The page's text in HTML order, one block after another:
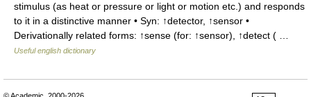
stimulus (as heat or pressure or light or motion etc.) and responds
to it in a distinctive manner • Syn: ↑detector, ↑sensor •
Derivationally related forms: ↑sense (for: ↑sensor), ↑detect ( …
Useful english dictionary